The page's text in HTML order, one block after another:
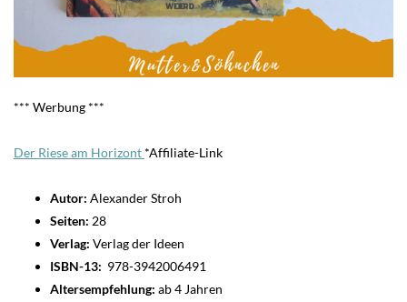
*** Werbung ***
Der Riese am Horizont *Affiliate-Link
Autor: Alexander Stroh
Seiten: 28
Verlag: Verlag der Ideen
ISBN-13: 978-3942006491
Altersempfehlung: ab 4 Jahren